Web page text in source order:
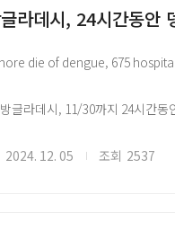
이지(https://www.glopid-r-
출처 Link
라데시, 24시간동안
die of dengue, 675
글라데시, 11/30까지 24시간동
명의 신규환자 중, 157명이 뎅
2024. 12. 05 조회 2537